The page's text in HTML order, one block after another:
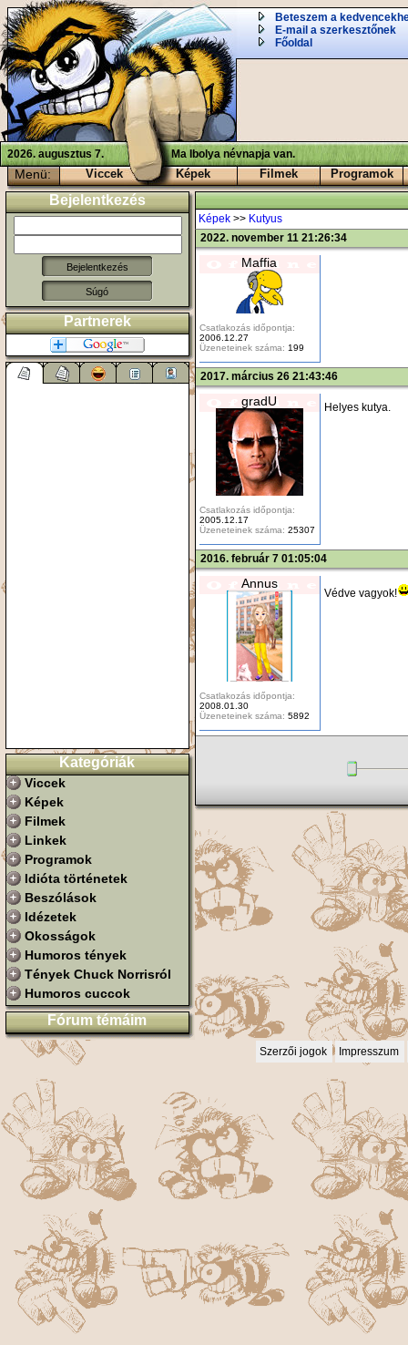
Beteszem a
E-mail a szerkesztőnek
Főoldal
2026. augusztus 7. Ma Ibolya névnapja van.
Menü: Viccek Képek Filmek Programok
Bejelentkezés
Súgó
Partnerek
Kategóriák
Viccek
Képek
Filmek
Linkek
Programok
Idióta történetek
Beszólások
Idézetek
Okosságok
Humoros tények
Tények Chuck Norrisról
Humoros cuccok
Fórum témáim
Képek >> Kutyus
2022. november 11 21:26:34
Maffia
Csatlakozás időpontja:
2006.12.27
Üzeneteinek száma: 199
2017. március 26 21:43:46
gradU
Csatlakozás időpontja:
2005.12.17
Üzeneteinek száma: 25307
Helyes kutya.
2016. február 7 01:05:04
Annus
Csatlakozás időpontja:
2008.01.30
Üzeneteinek száma: 5892
Védve vagyok!
Szerzői jogok Impresszum